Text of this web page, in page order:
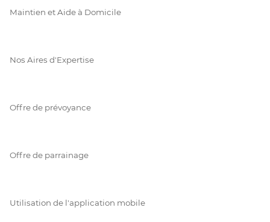
Maintien et Aide à Domicile
Nos Aires d'Expertise
Offre de prévoyance
Offre de parrainage
Utilisation de l'application mobile